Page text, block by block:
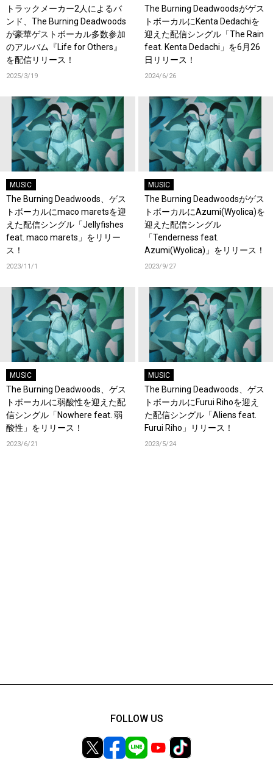
トラックメーカー2人によるバ
ンド、The Burning Deadwoods
が豪華ゲストボーカル多数参加
のアルバム『Life for Others』
を配信リリース！
2025/3/19
The Burning Deadwoodsがゲス
トボーカルにKenta Dedachiを
迎えた配信シングル「The Rain
feat. Kenta Dedachi」を6月26
日リリース！
2024/6/26
MUSIC
The Burning Deadwoods、ゲス
トボーカルにmaco maretsを迎
えた配信シングル「Jellyfishes
feat. maco marets」をリリー
ス！
2023/11/1
MUSIC
The Burning Deadwoodsがゲス
トボーカルにAzumi(Wyolica)を
迎えた配信シングル
「Tenderness feat.
Azumi(Wyolica)」をリリース！
2023/9/27
MUSIC
The Burning Deadwoods、ゲス
トボーカルに弱酸性を迎えた配
信シングル「Nowhere feat. 弱
酸性」をリリース！
2023/6/21
MUSIC
The Burning Deadwoods、ゲス
トボーカルにFurui Rihoを迎え
た配信シングル「Aliens feat.
Furui Riho」リリース！
2023/5/24
FOLLOW US